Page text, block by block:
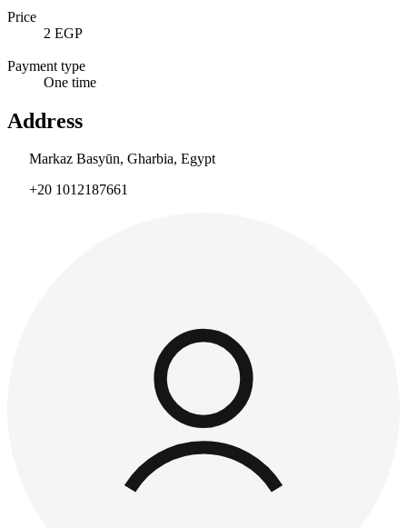
Price
2 EGP
Payment type
One time
Address
Markaz Basyūn, Gharbia, Egypt
+20 1012187661